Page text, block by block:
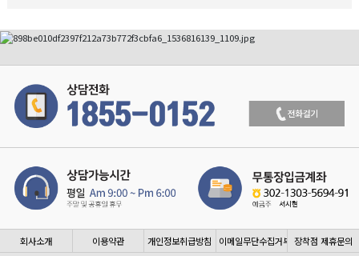
회사소개 이용약관 개인정보취급방침 이메일무단수집거부 장착점 제휴문의